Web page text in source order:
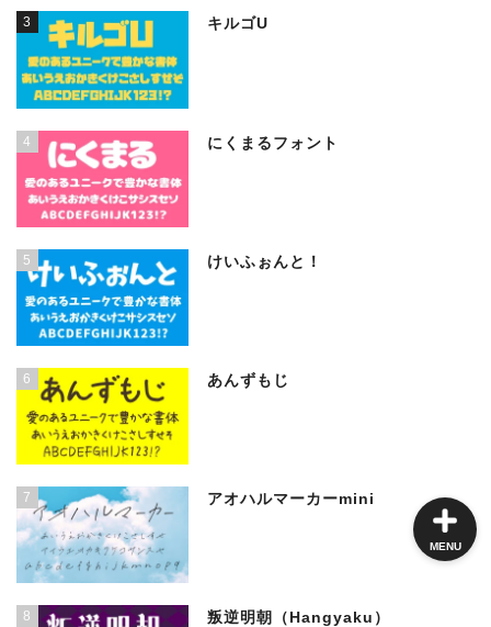
3 キルゴU
4 にくまるフォント
5 けいふぉんと！
6 あんずもじ
7 アオハルマーカーmini
8 叛逆明朝（Hangyaku）
MENU
丸ゴシック体